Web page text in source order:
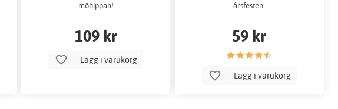
möhippan!
109 kr
Lägg i varukorg
årsfesten.
59 kr
Lägg i varukorg